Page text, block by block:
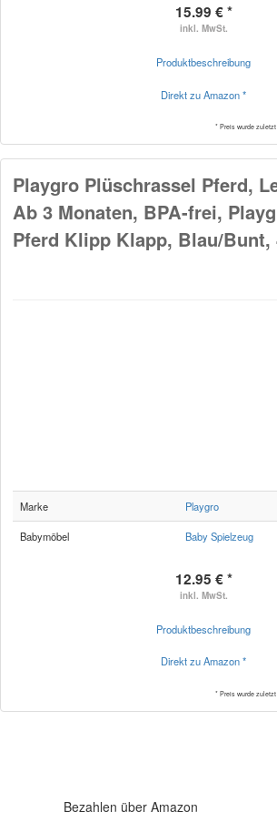
15.99 € *
inkl. MwSt.
Produktbeschreibung
Direkt zu Amazon *
* Preis wurde
Playgro Plüschrassel Pferd,
Ab 3 Monaten, BPA-frei,
Pferd Klipp Klapp, Blau/Bunt,
Marke Playgro
Babymöbel Baby Spielzeug
12.95 € *
inkl. MwSt.
Produktbeschreibung
Direkt zu Amazon *
* Preis wurde
Bezahlen über Amazon